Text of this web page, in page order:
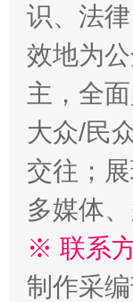
识、法
效地为
主，全
大众/民
交往；
多媒体
※ 联系
制作采编